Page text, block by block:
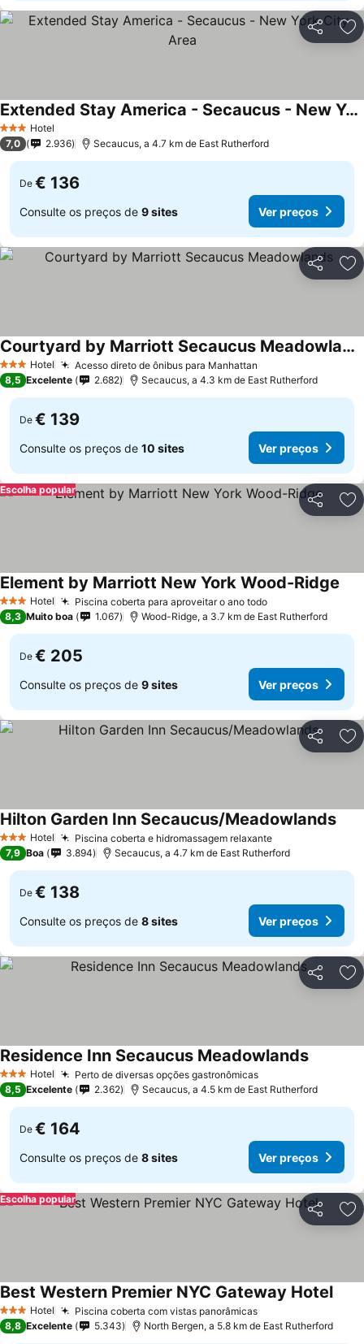
Partilhar
3 EstrelasHotel
Extended Stay America - Secaucus - New York City Area
7,0 2.936 Secaucus, a 4.7 km de East Rutherford
De € 136
Consulte os preços de 9 sites Ver preços
Partilhar
3 EstrelasHotel Acesso direto de ônibus para Manhattan
Courtyard by Marriott Secaucus Meadowlands
8,5 Excelente 2.682 Secaucus, a 4.3 km de East Rutherford
De € 139
Consulte os preços de 10 sites Ver preços
Partilhar
Escolha popular
3 EstrelasHotel Piscina coberta para aproveitar o ano todo
Element by Marriott New York Wood-Ridge
8,3 Muito boa 1.067 Wood-Ridge, a 3.7 km de East Rutherford
De € 205
Consulte os preços de 9 sites Ver preços
Partilhar
3 EstrelasHotel Piscina coberta e hidromassagem relaxante
Hilton Garden Inn Secaucus/Meadowlands
7,9 Boa 3.894 Secaucus, a 4.7 km de East Rutherford
De € 138
Consulte os preços de 8 sites Ver preços
Partilhar
3 EstrelasHotel Perto de diversas opções gastronômicas
Residence Inn Secaucus Meadowlands
8,5 Excelente 2.362 Secaucus, a 4.5 km de East Rutherford
De € 164
Consulte os preços de 8 sites Ver preços
Partilhar
Escolha popular
3 EstrelasHotel Piscina coberta com vistas panorâmicas
Best Western Premier NYC Gateway Hotel
8,8 Excelente 5.343 North Bergen, a 5.8 km de East Rutherford